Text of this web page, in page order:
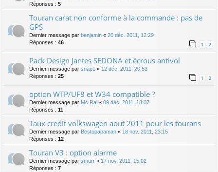
Réponses : 5
Touran carat non conforme à la commande : pas de
GPS
Dernier message par benjamin « 20 déc. 2011, 12:29
Réponses : 46 1 2
Pack Design Jantes SEDONA et écrous antivol
Dernier message par snap1 « 12 déc. 2011, 20:53
Réponses : 25 1 2
option WTP/UF8 et W34 compatible ?
Dernier message par Mc Rai « 09 déc. 2011, 18:07
Réponses : 11
Taux credit volkswagen aout 2011 pour les tourans
Dernier message par Bestopapaman « 18 nov. 2011, 23:15
Réponses : 12
Touran V3 : option alarme
Dernier message par smurr « 17 nov. 2011, 15:02
Réponses : 7